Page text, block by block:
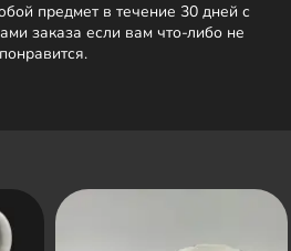
предмет в течение 30 дней с
заказа если вам что-либо не
понравится.